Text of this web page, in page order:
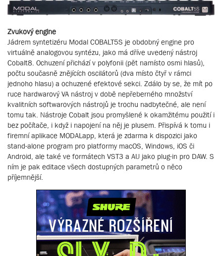
Zvukový engine
Jádrem syntetizéru Modal COBALT5S je obdobný engine pro
virtuálně analogovou syntézu, jako má dříve uvedený nástroj
Cobalt8. Ochuzení přichází v polyfonii (pět namísto osmi hlasů),
počtu současně znějících oscilátorů (dva místo čtyř v rámci
jednoho hlasu) a ochuzené efektové sekci. Zdálo by se, že mít po
ruce hardwarový VA nástroj v době nepřeberného množství
kvalitních softwarových nástrojů je trochu nadbytečné, ale není
tomu tak. Nástroje Cobalt jsou promyšlené k okamžitému použití i
bez počítače, i když i napojení na něj je plusem. Přispívá k tomu i
firemní aplikace MODALapp, která je zdarma k dispozici jako
stand-alone program pro platformy macOS, Windows, iOS či
Android, ale také ve formátech VST3 a AU jako plug-in pro DAW. S
ním je pak editace všech dostupných parametrů o něco
příjemnější.